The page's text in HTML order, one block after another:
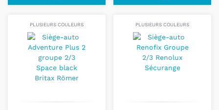
PLUSIEURS COULEURS PLUSIEURS COULEURS